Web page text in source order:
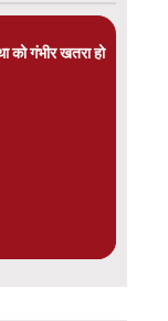
को गंभीर खतरा हो